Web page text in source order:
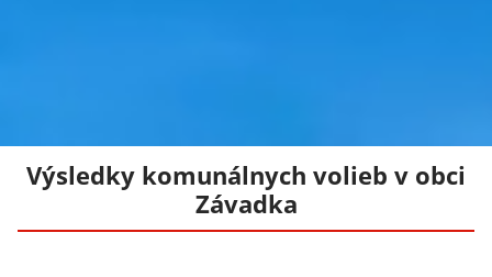
Výsledky komunálnych volieb v obci
Závadka